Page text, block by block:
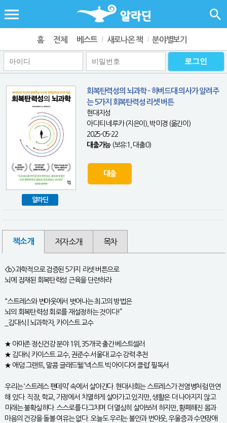
홈 전체 베스트 새로나온 책 분야별보기
알라딘
회복탄력성의 뇌과학 - 하버드대 의사가 알려주
는 5가지 회복탄력성 리셋 버튼
현대지성
아디티 네루카 (지은이), 박미경 (옮긴이)
2025-05-22
대출가능(보유:1, 대출:0)
대출
책소개 저자소개 목차
<b>과학적으로 검증된 5가지 리셋 버튼으로
뇌에 잠재된 회복탄력성 근육을 단련하라
“스트레스와 번아웃에서 벗어나는 최고의 방법은
뇌의 회복탄력성 회로를 재설정하는 것이다!”
_김대식 | 뇌과학자, 카이스트 교수
★ 아마존 정신건강 분야 1위, 35개국 출간 베스트셀러
★ 김대식 카이스트 교수, 권준수 서울대 교수 강력 추천
★ 애덤 그랜트, 말콤 글래드웰 ‘넥스트 빅 아이디어 클럽’ 필독서
우리는 ‘스트레스 팬데믹’ 속에서 살아간다. 현대사회는 스트레스가 전염병처럼 만연
해 있다. 직장, 학교, 가정에서 치열하게 살아가고 있지만, 생활은 더 나아지지 않고
미래는 불확실하다. 스스로를 다그치며 더 열심히 살아보려 하지만, 황폐해진 몸과
마음의 건강을 돌볼 여유는 없다. 오늘도 우리는 불안과 번아웃, 우울증과 수면장애